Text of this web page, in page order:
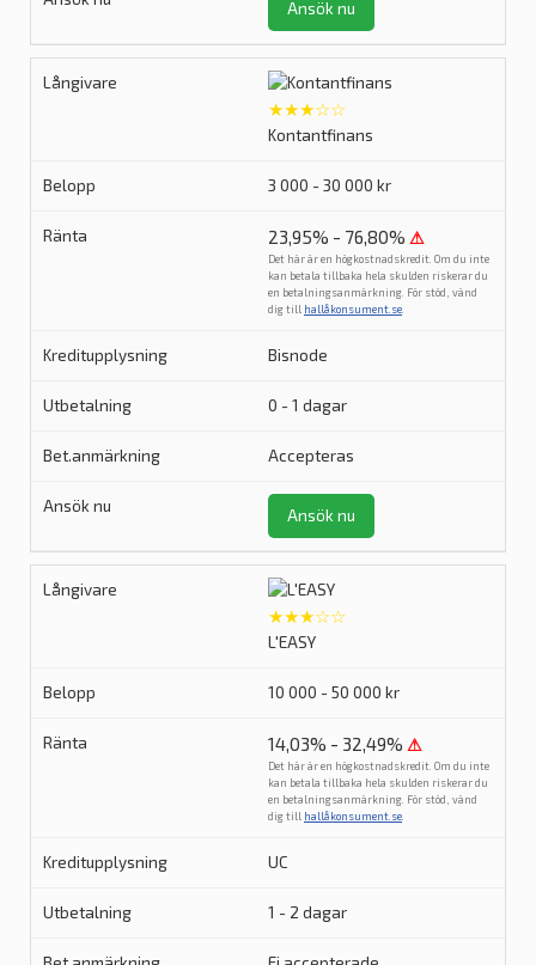
Ansök nu
★★★☆☆
Kontantfinans
3 000 - 30 000 kr
23,95% - 76,80% ⚠
Det här är en högkostnadskredit. Om du inte
kan betala tillbaka hela skulden riskerar du
en betalningsanmärkning. För stöd, vänd
dig till hallåkonsument.se
Bisnode
0 - 1 dagar
Accepteras
Ansök nu
★★★☆☆
L'EASY
10 000 - 50 000 kr
14,03% - 32,49% ⚠
Det här är en högkostnadskredit. Om du inte
kan betala tillbaka hela skulden riskerar du
en betalningsanmärkning. För stöd, vänd
dig till hallåkonsument.se
UC
1 - 2 dagar